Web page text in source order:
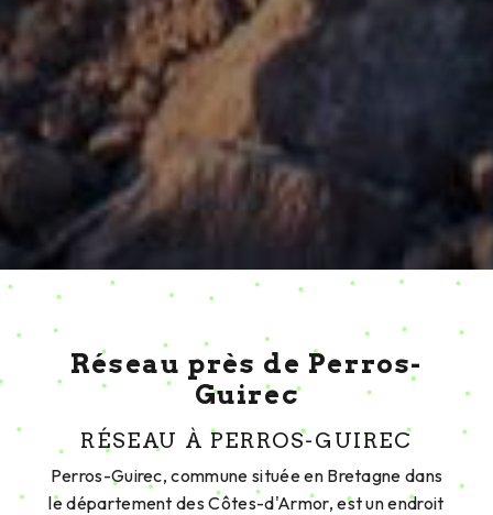
Réseau près de Perros-
Guirec
RÉSEAU À PERROS-GUIREC
Perros-Guirec, commune située en Bretagne dans
le département des Côtes-d'Armor, est un endroit